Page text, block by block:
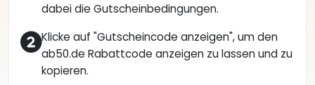
dabei die Gutscheinbedingungen.
Klicke auf "Gutscheincode anzeigen", um den
ab50.de Rabattcode anzeigen zu lassen und zu
kopieren.